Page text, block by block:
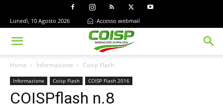
Lunedì, 10 Agosto 2026 Accesso webmail
Home Informazione Coisp Flash
Informazione Coisp Flash COISP Flash 2016
COISPflash n.8